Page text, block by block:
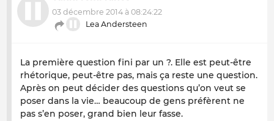
03 décembre 2014 à 08:24:22
Lea Andersteen
La première question fini par un ?. Elle est peut-être
rhétorique, peut-être pas, mais ça reste une question.
Après on peut décider des questions qu’on veut se
poser dans la vie… beaucoup de gens préfèrent ne
pas s’en poser, grand bien leur fasse.